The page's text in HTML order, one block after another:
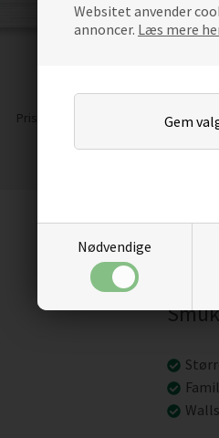
Websitet anvender
annoncer. Læs mere
Nødvendige
Pris DKK
H: 60